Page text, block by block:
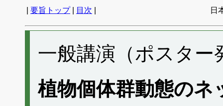
要旨トップ| 目次 日
一般講演（ポスター
植物個体群動態のネ